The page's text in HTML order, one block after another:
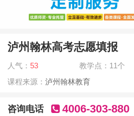
泸州翰林高考志愿填报
人气： 53 教学点：11个
课程来源： 泸州翰林教育
咨询电话 4006-303-880